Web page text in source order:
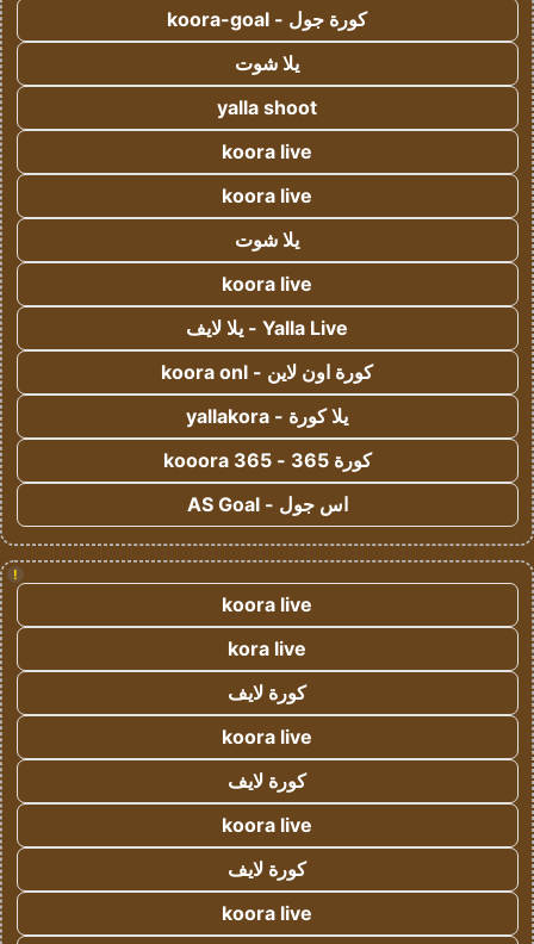
كورة جول - koora-goal
يلا شوت
yalla shoot
koora live
koora live
يلا شوت
koora live
Yalla Live - يلا لايف
كورة اون لاين - koora onl
يلا كورة - yallakora
كورة 365 - kooora 365
اس جول - AS Goal
!
koora live
kora live
كورة لايف
koora live
كورة لايف
koora live
كورة لايف
koora live